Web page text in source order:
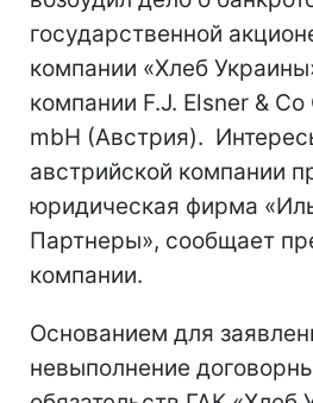
государственной
компании «Хлеб
компании F.J. Elsner &
mbH (Австрия).
австрийской компании
юридическая фирма
Партнеры», сообщает
компании.
Основанием для
невыполнение